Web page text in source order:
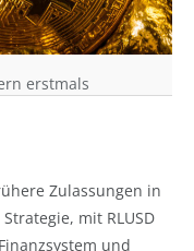
erstmals
Zulassungen in
mit RLUSD
und